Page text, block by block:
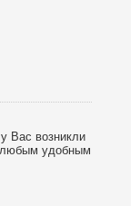
Вас возникли
любым удобным